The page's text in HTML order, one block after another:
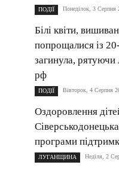
ПОДІЇ Понеділок, 3 Серпня
Білі квіти,
попрощалися із
загинула, рятуючи
рф
ПОДІЇ Вівторок, 4 Серпня
Оздоровлення
програми
ЛУГАНЩИНА Неділя, 2